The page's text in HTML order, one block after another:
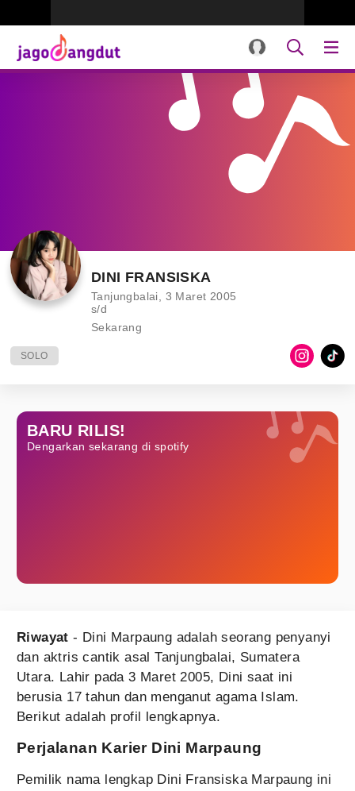
DINI FRANSISKA
Tanjungbalai, 3 Maret 2005
s/d
Sekarang
SOLO
BARU RILIS!
Dengarkan sekarang di spotify
Riwayat - Dini Marpaung adalah seorang penyanyi
dan aktris cantik asal Tanjungbalai, Sumatera
Utara. Lahir pada 3 Maret 2005, Dini saat ini
berusia 17 tahun dan menganut agama Islam.
Berikut adalah profil lengkapnya.
Perjalanan Karier Dini Marpaung
Pemilik nama lengkap Dini Fransiska Marpaung ini